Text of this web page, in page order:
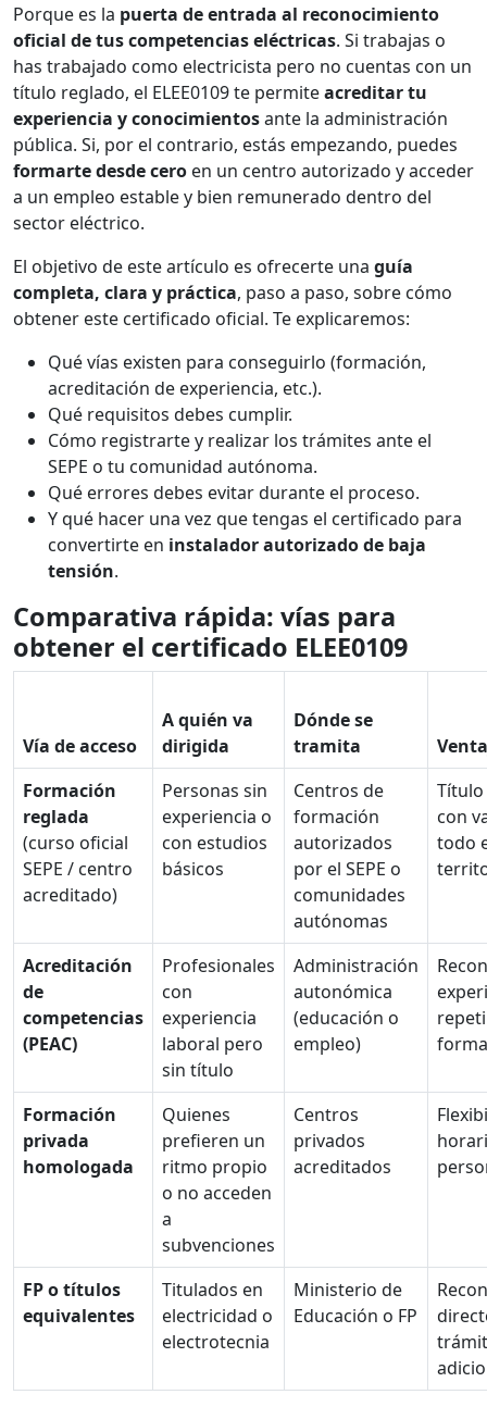
Porque es la puerta de entrada al reconocimiento
oficial de tus competencias eléctricas. Si trabajas o
has trabajado como electricista pero no cuentas con un
título reglado, el ELEE0109 te permiteacreditar tu
experiencia y conocimientosante la administración
pública. Si, por el contrario, estás empezando, puedes
formarte desde cero en un centro autorizado y acceder
a un empleo estable y bien remunerado dentro del
sector eléctrico.
El objetivo de este artículo es ofrecerte una guía
completa, clara y práctica, paso a paso, sobre cómo
obtener este certificado oficial. Te explicaremos:
Qué vías existen para conseguirlo (formación,
acreditación de experiencia, etc.).
Qué requisitos debes cumplir.
Cómo registrarte y realizar los trámites ante el
SEPE o tu comunidad autónoma.
Qué errores debes evitar durante el proceso.
Y qué hacer una vez que tengas el certificado para
convertirte en instalador autorizado de baja
tensión.
Comparativa rápida: vías para
obtener el certificado ELEE0109
Vía de acceso
A quién va
dirigida
Dónde se
tramita
Formación
reglada
(curso oficial
SEPE / centro
acreditado)
Personas sin
experiencia o
con estudios
básicos
Centros de
formación
autorizados
por el SEPE o
comunidades
autónomas
con
todo
Acreditación
de
competencias
(PEAC)
Profesionales
con
experiencia
laboral pero
sin título
Administración
autonómica
(educación o
empleo)
Formación
privada
homologada
Quienes
prefieren un
ritmo propio
o no acceden
a
subvenciones
Centros
privados
acreditados
FP o títulos
equivalentes
Titulados en
electricidad o
electrotecnia
Ministerio de
Educación o FP